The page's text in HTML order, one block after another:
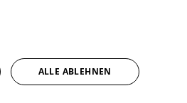
ALLE ABLEHNEN